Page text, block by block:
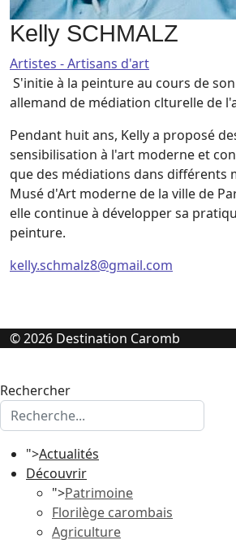
Kelly SCHMALZ
Artistes - Artisans d'art
S'initie à la peinture au cours de
allemand de médiation clturelle de
Pendant huit ans, Kelly a proposé
sensibilisation à l'art moderne et
que des médiations dans différents
Musé d'Art moderne de la ville de
elle continue à développer sa
peinture.
kelly.schmalz8@gmail.com
© 2026 Destination Caromb
Rechercher
">Actualités
Découvrir
">Patrimoine
Florilège carombais
Agriculture